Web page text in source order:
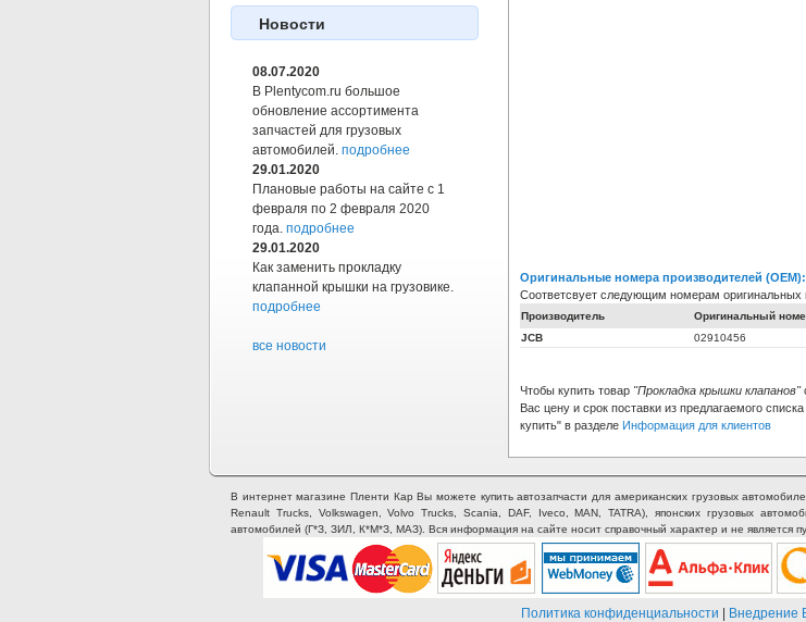
Оригинальные номера производителей (OEM):
Соответсвует следующим номерам оригинальных
Производитель
Оригинальный
JCB
02910456
Чтобы купить товар "Прокладка крышки клапанов"
Вас цену и срок поставки из предлагаемого
купить" в разделе Информация для клиентов
Новости
08.07.2020
В Plentycom.ru большое
обновление ассортимента
запчастей для грузовых
автомобилей. подробнее
29.01.2020
Плановые работы на сайте с 1
февраля по 2 февраля 2020
года. подробнее
29.01.2020
Как заменить прокладку
клапанной крышки на грузовике.
подробнее
все новости
В интернет магазине Пленти Кар Вы можете купить автозапчасти для американских грузовых
Renault Trucks, Volkswagen, Volvo Trucks, Scania, DAF, Iveco, MAN, TATRA), японских грузовых
автомобилей (Г*З, ЗИЛ, К*М*З, МАЗ). Вся информация на сайте носит справочный характер и не является
Политика конфиденциальности Внедрение